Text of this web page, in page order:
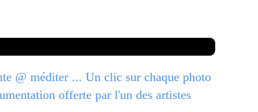
@ méditer ... Un clic sur chaque photo
offerte par l'un des artistes